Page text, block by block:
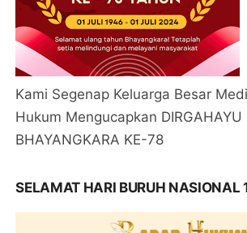
Kami Segenap Keluarga Besar
Hukum Mengucapkan DIRGAHAYU
BHAYANGKARA KE-78
SELAMAT HARI BURUH NASIONAL